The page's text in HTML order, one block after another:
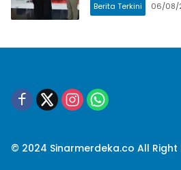
Berita Terkini 06/08/
© 2024 Sinarmerdeka.co All Right